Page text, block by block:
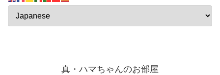
真・ハマちゃんのお部屋